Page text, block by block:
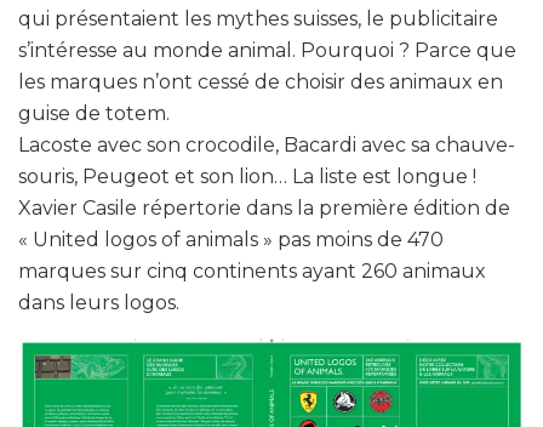
qui présentaient les mythes suisses, le publicitaire
s’intéresse au monde animal. Pourquoi ? Parce que
les marques n’ont cessé de choisir des animaux en
guise de totem.
Lacoste avec son crocodile, Bacardi avec sa chauve-
souris, Peugeot et son lion… La liste est longue !
Xavier Casile répertorie dans la première édition de
« United logos of animals » pas moins de 470
marques sur cinq continents ayant 260 animaux
dans leurs logos.